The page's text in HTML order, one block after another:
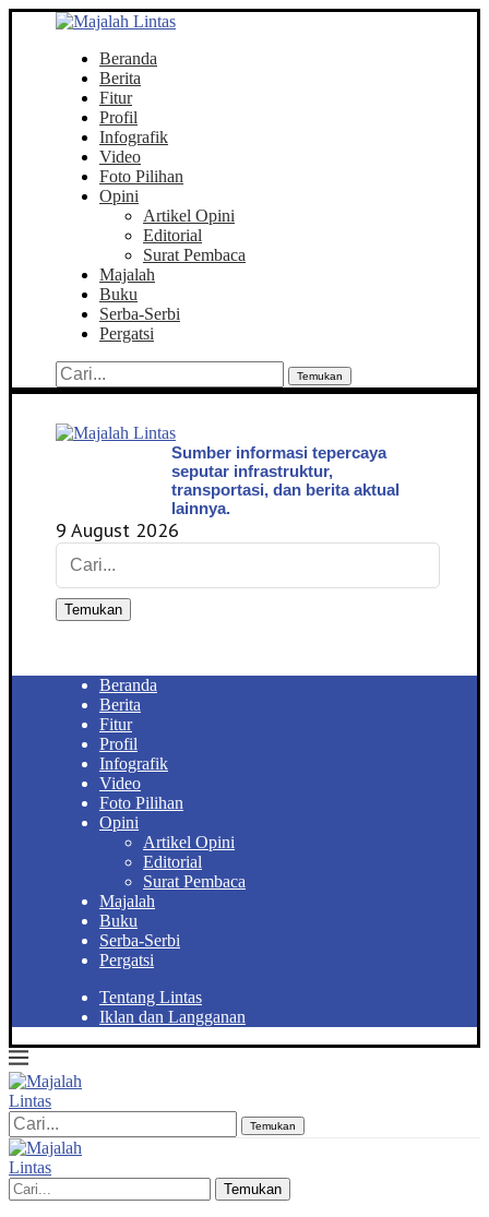
Beranda
Berita
Fitur
Profil
Infografik
Video
Foto Pilihan
Opini
Artikel Opini
Editorial
Surat Pembaca
Majalah
Buku
Serba-Serbi
Pergatsi
Temukan
Sumber informasi tepercaya
seputar infrastruktur,
transportasi, dan berita aktual
lainnya.
9 August 2026
Temukan
Beranda
Berita
Fitur
Profil
Infografik
Video
Foto Pilihan
Opini
Artikel Opini
Editorial
Surat Pembaca
Majalah
Buku
Serba-Serbi
Pergatsi
Tentang Lintas
Iklan dan Langganan
Temukan
Temukan